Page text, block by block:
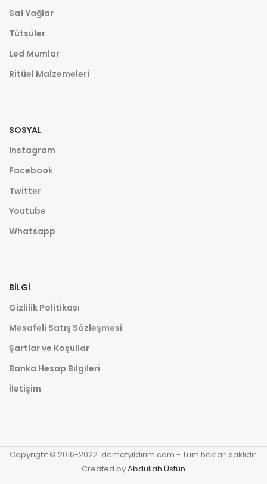
Saf Yağlar
Tütsüler
Led Mumlar
Ritüel Malzemeleri
SOSYAL
Instagram
Facebook
Twitter
Youtube
Whatsapp
BILGI
Gizlilik Politikası
Mesafeli Satış Sözleşmesi
Şartlar ve Koşullar
Banka Hesap Bilgileri
İletişim
Copyright © 2016-2022. demetyildirim.com - Tüm hakları saklıdır.
Created byAbdullah Üstün